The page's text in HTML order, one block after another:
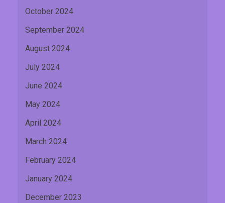
October 2024
September 2024
August 2024
July 2024
June 2024
May 2024
April 2024
March 2024
February 2024
January 2024
December 2023